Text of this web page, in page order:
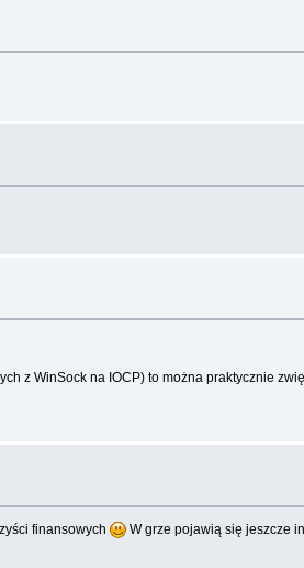
z WinSock na IOCP) to można praktycznie
finansowych
W grze pojawią się jeszcze